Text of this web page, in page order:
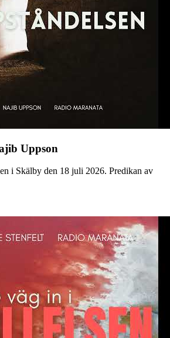
Uppson
i Skälby den 18 juli 2026. Predikan av